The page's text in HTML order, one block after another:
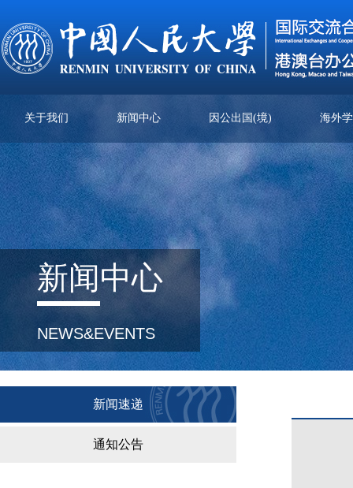
关于我们 新闻中心 因公出国(境) 海外
新闻中心
NEWS&EVENTS
新闻速递
通知公告